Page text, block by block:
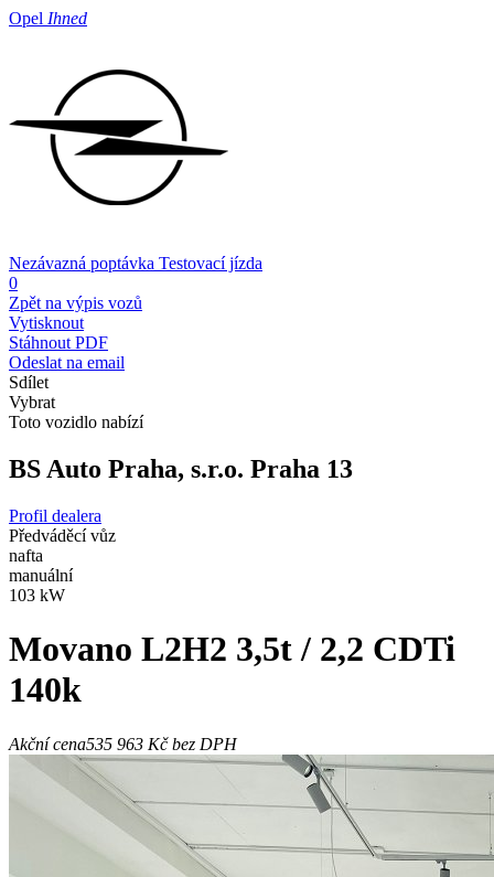
Opel Ihned
Nezávazná poptávka Testovací jízda
0
Zpět na výpis vozů
Vytisknout
Stáhnout PDF
Odeslat na email
Sdílet
Vybrat
Toto vozidlo nabízí
BS Auto Praha, s.r.o. Praha 13
Profil dealera
Předváděcí vůz
nafta
manuální
103 kW
Movano L2H2 3,5t / 2,2 CDTi
140k
Akční cena535 963 Kčbez DPH